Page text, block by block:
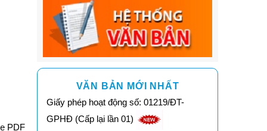
PDF
VĂN BẢN MỚI NHẤT
Giấy phép hoạt động số: 01219/ĐT-
GPHĐ (Cấp lại lần 01)